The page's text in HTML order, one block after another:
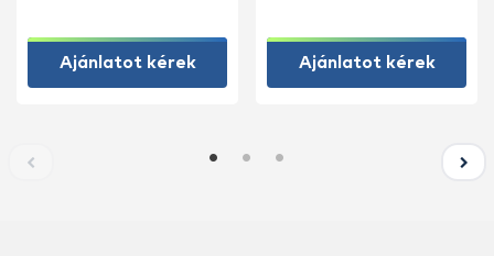
Ajánlatot kérek Ajánlatot kérek